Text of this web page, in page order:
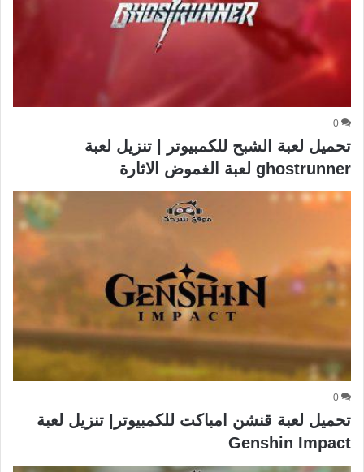
0
تحميل لعبة الشبح للكمبيوتر | تنزيل لعبة
ghostrunner لعبة الغموض الاثارة
0
تحميل لعبة قنشن امباكت للكمبيوتر| تنزيل لعبة
Genshin Impact